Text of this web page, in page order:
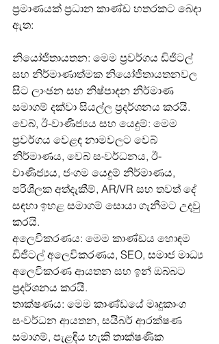
ප්‍රමාණයක් ප්‍රධාන කාණ්ඩ හතරකට බෙදා
ඇත:
නියෝජිතායතන: මෙම ප්‍රවර්ගය ඩිජිටල්
සහ නිර්මාණාත්මක නියෝජිතායතනවල
සිට ලාංඡන සහ නිෂ්පාදන නිර්මාණ
සමාගම් දක්වා සියල්ල ප්‍රදර්ශනය කරයි.
වෙබ්, ඊ-වාණිජ්‍යය සහ යෙදුම්: මෙම
ප්‍රවර්ගය වෙළඳ නාමවලට ​​වෙබ්
නිර්මාණය, වෙබ් සංවර්ධනය, ඊ-
වාණිජ්‍යය, ජංගම යෙදුම් නිර්මාණය,
පරිශීලක අත්දැකීම්, AR/VR සහ තවත් දේ
සඳහා ඉහළ සමාගම් සොයා ගැනීමට උදවු
කරයි.
අලෙවිකරණය: මෙම කාණ්ඩය හොඳම
ඩිජිටල් අලෙවිකරණය, SEO, සමාජ මාධ්‍ය
අලෙවිකරණ ආයතන සහ ඉන් ඔබ්බට
ප්‍රදර්ශනය කරයි.
තාක්ෂණය: මෙම කාණ්ඩයේ මෘදුකාංග
සංවර්ධන ආයතන, සයිබර් ආරක්ෂණ
සමාගම්, පැළඳිය හැකි තාක්ෂණික